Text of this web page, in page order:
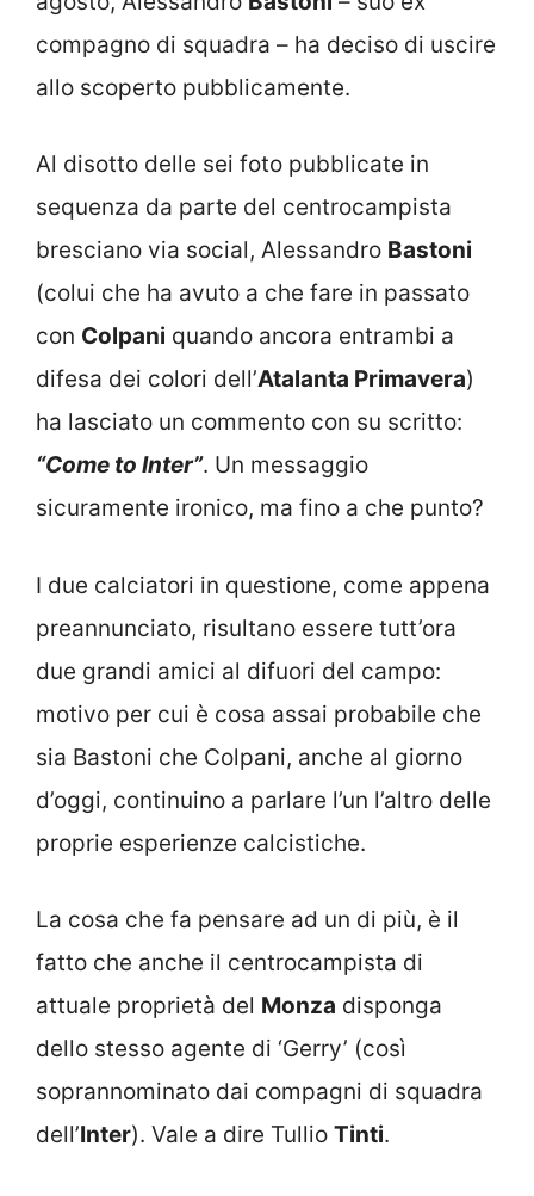
compagno di squadra – ha deciso di uscire
allo scoperto pubblicamente.
Al disotto delle sei foto pubblicate in
sequenza da parte del centrocampista
bresciano via social, Alessandro Bastoni
(colui che ha avuto a che fare in passato
con Colpani quando ancora entrambi a
difesa dei colori dell’Atalanta Primavera)
ha lasciato un commento con su scritto:
“Come to Inter”. Un messaggio
sicuramente ironico, ma fino a che punto?
I due calciatori in questione, come appena
preannunciato, risultano essere tutt’ora
due grandi amici al difuori del campo:
motivo per cui è cosa assai probabile che
sia Bastoni che Colpani, anche al giorno
d’oggi, continuino a parlare l’un l’altro delle
proprie esperienze calcistiche.
La cosa che fa pensare ad un di più, è il
fatto che anche il centrocampista di
attuale proprietà del Monza disponga
dello stesso agente di ‘Gerry’ (così
soprannominato dai compagni di squadra
dell’Inter). Vale a dire Tullio Tinti.